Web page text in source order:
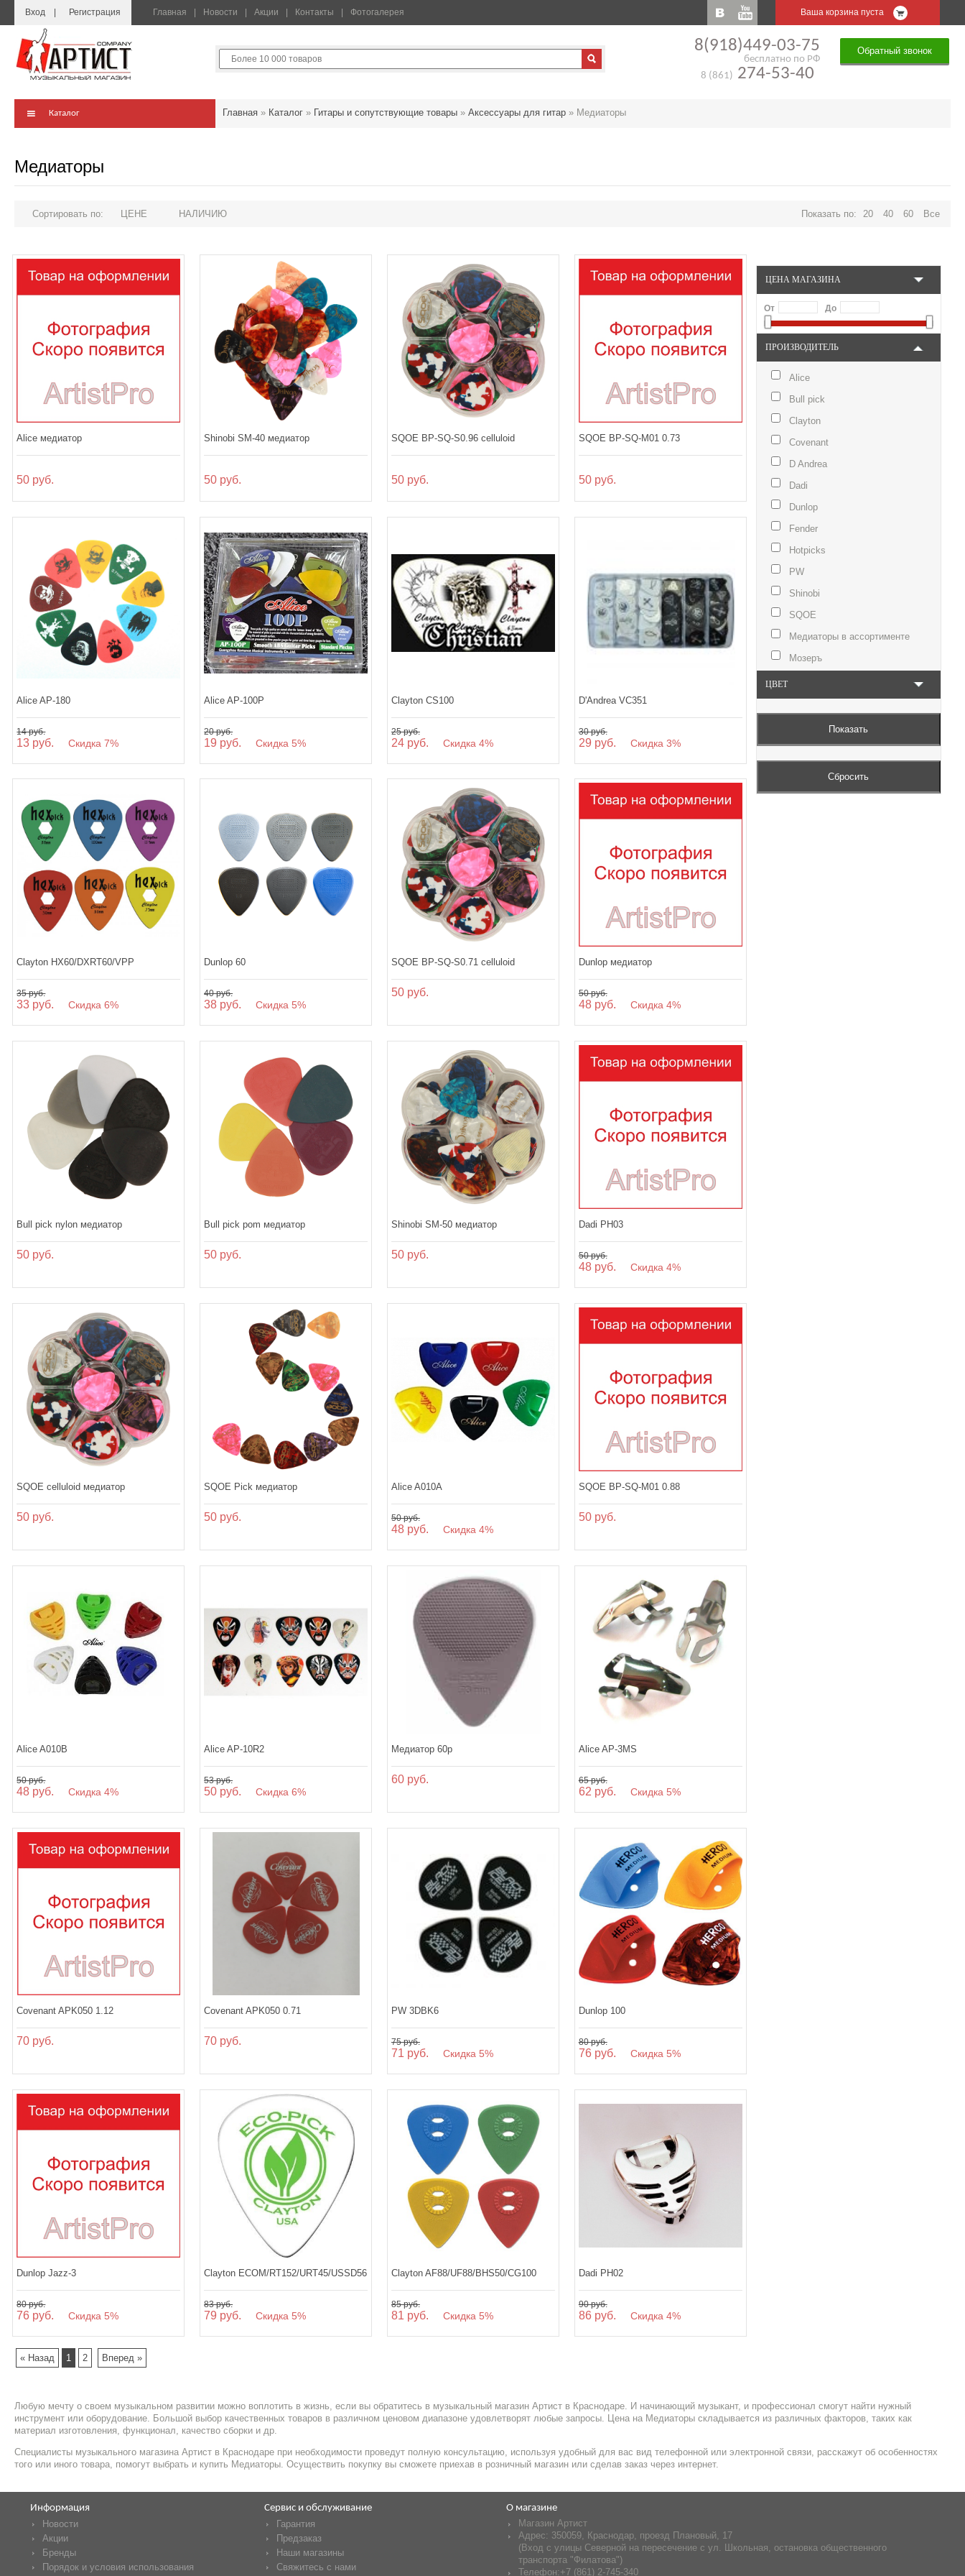
Вход Регистрация Главная Новости Акции Контакты Фотогалерея Ваша корзина пуста
8(918)449-03-75
бесплатно по РФ
8 (861) 274-53-40
Обратный звонок
Каталог Главная » Каталог » Гитары и сопутствующие товары » Аксессуары для гитар » Медиаторы
Медиаторы
Сортировать по: ЦЕНЕ НАЛИЧИЮ Показать по: 20 40 60 Все
ЦЕНА МАГАЗИНА
От До
ПРОИЗВОДИТЕЛЬ
Alice
Bull pick
Clayton
Covenant
D Andrea
Dadi
Dunlop
Fender
Hotpicks
PW
Shinobi
SQOE
Медиаторы в ассортименте
Мозеръ
ЦВЕТ
Alice медиатор
50 руб.
Shinobi SM-40 медиатор
50 руб.
SQOE BP-SQ-S0.96 celluloid
50 руб.
SQOE BP-SQ-M01 0.73
50 руб.
Alice AP-180
14 руб.
13 руб. Скидка 7%
Alice AP-100P
20 руб.
19 руб. Скидка 5%
Clayton CS100
25 руб.
24 руб. Скидка 4%
D'Andrea VC351
30 руб.
29 руб. Скидка 3%
Clayton HX60/DXRT60/VPP
35 руб.
33 руб. Скидка 6%
Dunlop 60
40 руб.
38 руб. Скидка 5%
SQOE BP-SQ-S0.71 celluloid
50 руб.
Dunlop медиатор
50 руб.
48 руб. Скидка 4%
Bull pick nylon медиатор
50 руб.
Bull pick pom медиатор
50 руб.
Shinobi SM-50 медиатор
50 руб.
Dadi PH03
50 руб.
48 руб. Скидка 4%
SQOE celluloid медиатор
50 руб.
SQOE Pick медиатор
50 руб.
Alice A010A
50 руб.
48 руб. Скидка 4%
SQOE BP-SQ-M01 0.88
50 руб.
Alice A010B
50 руб.
48 руб. Скидка 4%
Alice AP-10R2
53 руб.
50 руб. Скидка 6%
Медиатор 60p
60 руб.
Alice AP-3MS
65 руб.
62 руб. Скидка 5%
Covenant APK050 1.12
70 руб.
Covenant APK050 0.71
70 руб.
PW 3DBK6
75 руб.
71 руб. Скидка 5%
Dunlop 100
80 руб.
76 руб. Скидка 5%
Dunlop Jazz-3
80 руб.
76 руб. Скидка 5%
Clayton ECOM/RT152/URT45/USSD56
83 руб.
79 руб. Скидка 5%
Clayton AF88/UF88/BHS50/CG100
85 руб.
81 руб. Скидка 5%
Dadi PH02
90 руб.
86 руб. Скидка 4%
« Назад 1 2 Вперед »
Любую мечту о своем музыкальном развитии можно воплотить в жизнь, если вы обратитесь в музыкальный магазин Артист в Краснодаре. И начинающий музыкант, и профессионал смогут найти нужный
инструмент или оборудование. Большой выбор качественных товаров в различном ценовом диапазоне удовлетворят любые запросы. Цена на Медиаторы складывается из различных факторов, таких как
материал изготовления, функционал, качество сборки и др.
Специалисты музыкального магазина Артист в Краснодаре при необходимости проведут полную консультацию, используя удобный для вас вид телефонной или электронной связи, расскажут об особенностях
того или иного товара, помогут выбрать и купить Медиаторы. Осуществить покупку вы сможете приехав в розничный магазин или сделав заказ через интернет.
Информация
Новости
Акции
Бренды
Порядок и условия использования
Сервис и обслуживание
Гарантия
Предзаказ
Наши магазины
Свяжитесь с нами
О магазине
Магазин Артист
Адрес: 350059, Краснодар, проезд Плановый, 17
(Вход с улицы Северной на пересечение с ул. Школьная, остановка общественного
транспорта "Филатова")
Телефон: +7 (861) 2-745-340